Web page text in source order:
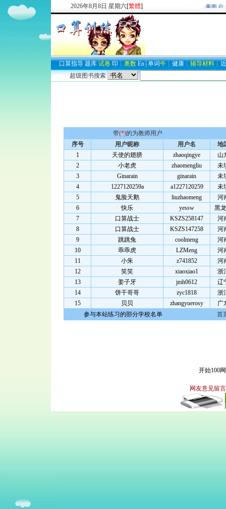
2026年8月 8日 星期六[繁體] 欢迎新注册用户：
口算指导 题库 试卷 印 ┊ 奥数 En ┊ 单词牛 ┊ 健康 ┊ 辅导材料 ┊
超级图书搜索
带(*)的为教师用户
序号
用户昵称 用户名
地
1
天使的翅膀 zhaoqingye
山
2
小老虎 zhaomengliu
未
3
Ginarain ginarain
未
4
1227120259a a1227120259
未
5
鬼脸天鹅 liuzhaomeng
河
6
快乐 yessw
黑
7
口算战士 KSZS258147
河
8
口算战士 KSZS147258
河
9
跳跳兔 coolmeng
河
10
乖乖虎 LZMeng
河
11
小朱 z741852
河
12
笑笑 xiaoxiao1
浙
13
姜子牙 jmh0612
辽
14
饼干哥哥 zyc1818
浙
15
贝贝 zhangyuerosy
广
参与本站练习的部分学校名单
首
开始100
网友意见留